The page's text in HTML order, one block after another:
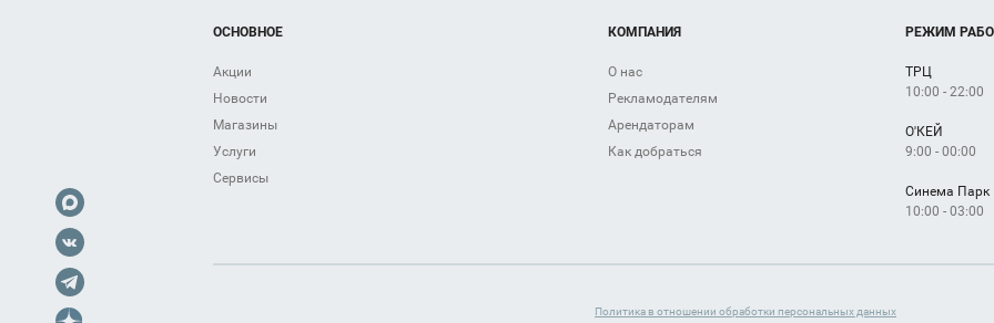
ОСНОВНОЕ
Акции
Новости
Магазины
Услуги
Сервисы
КОМПАНИЯ
О нас
Рекламодателям
Арендаторам
Как добраться
РЕЖИМ
ТРЦ
10:00 - 22:00
О'КЕЙ
9:00 - 00:00
Синема Парк
10:00 - 03:00
Политика в отношении обработки персональных данных